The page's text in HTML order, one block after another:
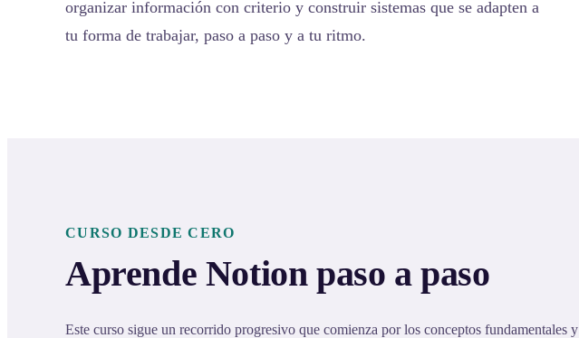
organizar información con criterio y construir sistemas que se adapten a
tu forma de trabajar, paso a paso y a tu ritmo.
CURSO DESDE CERO
Aprende Notion paso a paso
Este curso sigue un recorrido progresivo que comienza por los conceptos fundamentales y